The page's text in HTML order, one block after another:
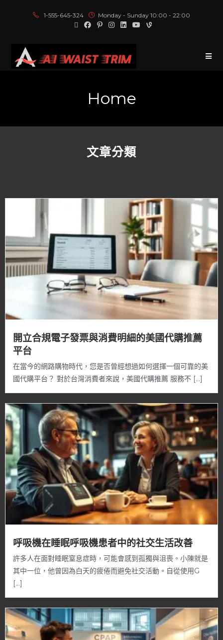
1-555-645-324 Monday - Sunday 10:00 - 22:00
Home
文章分類
開立合規電子發票與消費明細的美國代購推薦
平台
在當今的網路購物時代，您是否曾經想過如何選擇一個可靠的美
國代購平台？ 對於台灣消費者來說，美國代購推薦 服務不 […]
呼吸機在睡眠呼吸機患者中的社交生活改善
許多人在面對睡眠窒息症時，可能會感到孤獨與沮喪。小陳就是
其中一位，他曾因為白天的疲倦而避免社交活動。自從使用G
[…]